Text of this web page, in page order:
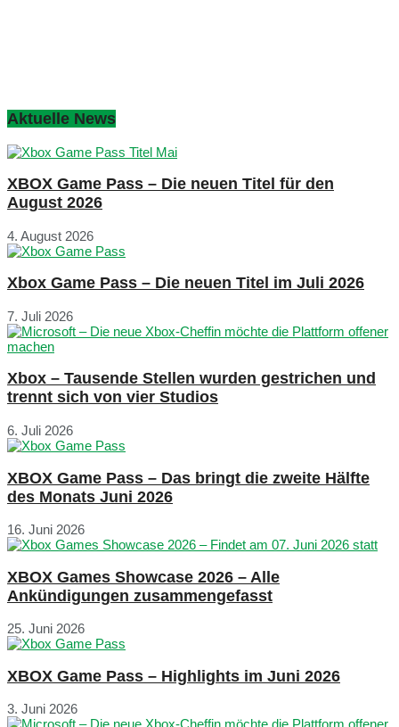
Aktuelle News
XBOX Game Pass – Die neuen Titel für den
August 2026
4. August 2026
Xbox Game Pass – Die neuen Titel im Juli 2026
7. Juli 2026
Xbox – Tausende Stellen wurden gestrichen und
trennt sich von vier Studios
6. Juli 2026
XBOX Game Pass – Das bringt die zweite Hälfte
des Monats Juni 2026
16. Juni 2026
XBOX Games Showcase 2026 – Alle
Ankündigungen zusammengefasst
25. Juni 2026
XBOX Game Pass – Highlights im Juni 2026
3. Juni 2026